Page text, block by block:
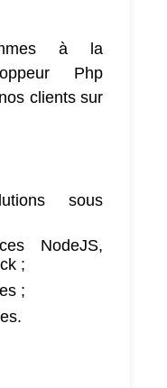
à la
Php
clients sur
sous
NodeJS,
;
;